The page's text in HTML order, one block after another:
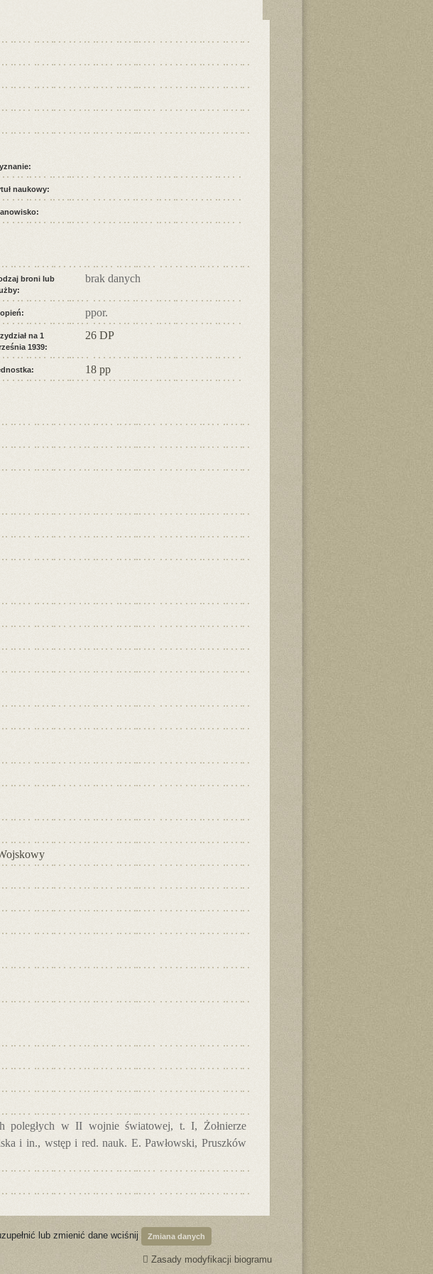
naukowy:
broni lub
brak danych
ppor.
na 1
1939:
26 DP
18 pp
poległych w II wojnie światowej, t. I, Żołnierze
i in., wstęp i red. nauk. E. Pawłowski, Pruszków
lub zmienić dane wciśnij Zmiana danych
Zasady modyfikacji biogramu